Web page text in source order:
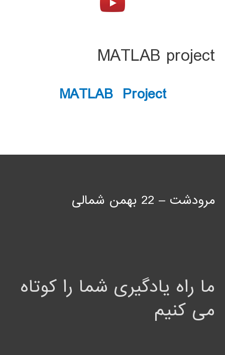
MATLAB project
MATLAB Project
مرودشت – 22 بهمن شمالی
ما راه یادگیری شما را کوتاه
می کنیم